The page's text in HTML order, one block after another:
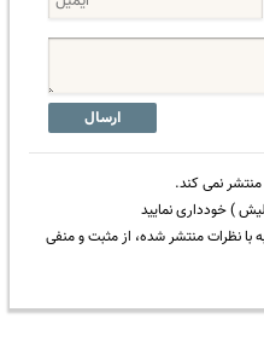
ارسال
نمی کند.
) خودداری نمایید
نظرات منتشر شده، از مثبت و منفی